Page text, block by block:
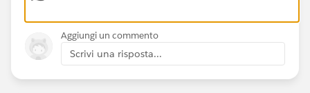
Aggiungi un commento
Scrivi una risposta...